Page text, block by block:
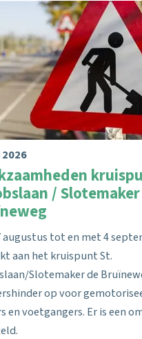
/
augustus tot en met 4
aan het kruispunt St.
Slotemaker de
op voor
en voetgangers. Er is een